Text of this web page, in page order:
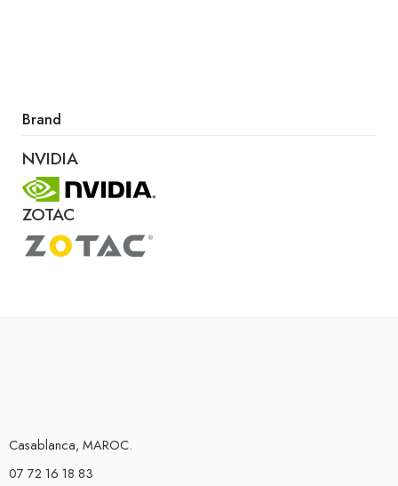
Brand
NVIDIA
ZOTAC
Casablanca, MAROC.
07 72 16 18 83